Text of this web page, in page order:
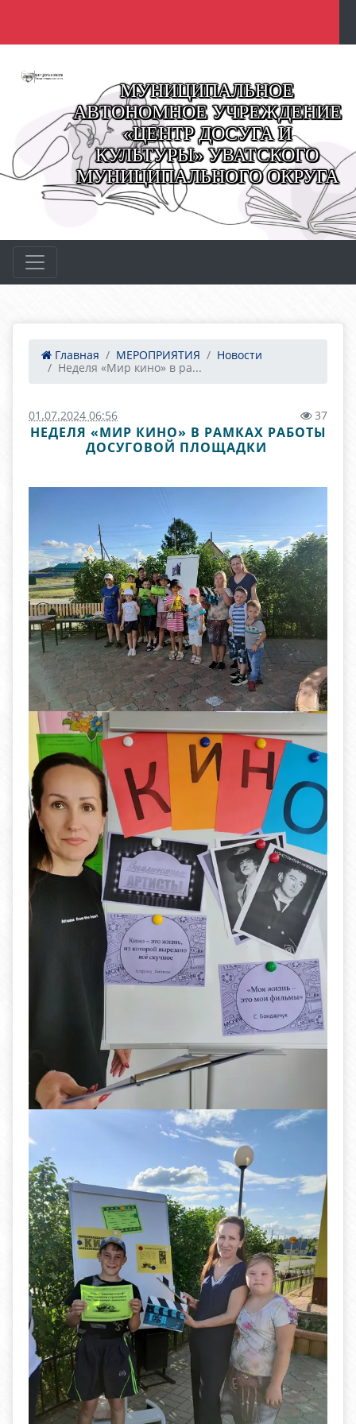
МУНИЦИПАЛЬНОЕ
АВТОНОМНОЕ УЧРЕЖДЕНИЕ
«ЦЕНТР ДОСУГА И
КУЛЬТУРЫ» УВАТСКОГО
МУНИЦИПАЛЬНОГО ОКРУГА
Главная МЕРОПРИЯТИЯ
Новости
Неделя «Мир кино» в ра...
01.07.2024 06:56 37
НЕДЕЛЯ «МИР КИНО» В РАМКАХ РАБОТЫ
ДОСУГОВОЙ ПЛОЩАДКИ